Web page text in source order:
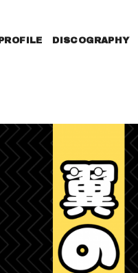
PROFILE DISCOGRAPHY